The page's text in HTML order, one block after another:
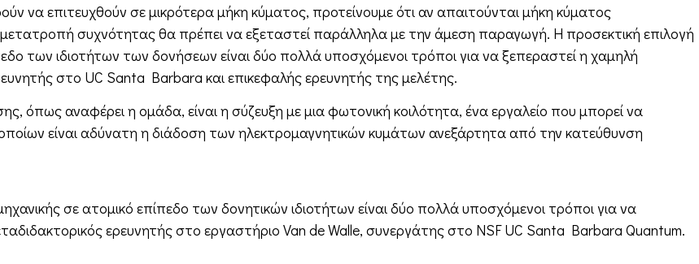
επιτευχθούν σε μικρότερα μήκη κύματος, προτείνουμε ότι αν απαιτούνται μήκη κύματος
μετατροπή συχνότητας θα πρέπει να εξεταστεί παράλληλα με την άμεση παραγωγή. Η προσεκτική επιλογή
των ιδιοτήτων των δονήσεων είναι δύο πολλά υποσχόμενοι τρόποι για να ξεπεραστεί η χαμηλή
στο UC Santa Barbara και επικεφαλής ερευνητής της μελέτης.
όπως αναφέρει η ομάδα, είναι η σύζευξη με μια φωτονική κοιλότητα, ένα εργαλείο που μπορεί να
είναι αδύνατη η διάδοση των ηλεκτρομαγνητικών κυμάτων ανεξάρτητα από την κατεύθυνση
σε ατομικό επίπεδο των δονητικών ιδιοτήτων είναι δύο πολλά υποσχόμενοι τρόποι για να
ερευνητής στο εργαστήριο Van de Walle, συνεργάτης στο NSF UC Santa Barbara Quantum.